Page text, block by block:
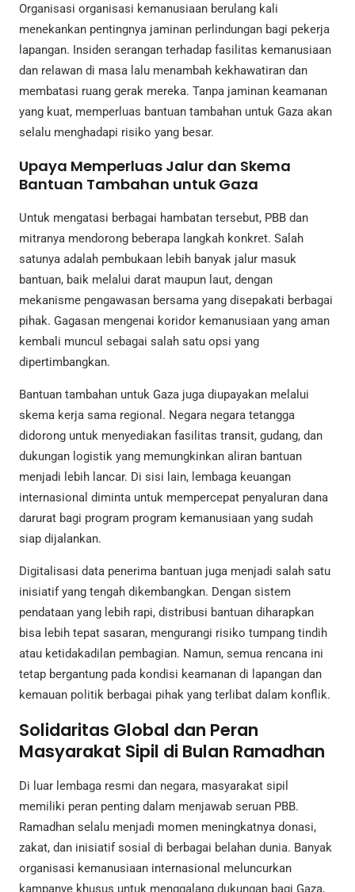
Organisasi organisasi kemanusiaan berulang kali
menekankan pentingnya jaminan perlindungan bagi pekerja
lapangan. Insiden serangan terhadap fasilitas kemanusiaan
dan relawan di masa lalu menambah kekhawatiran dan
membatasi ruang gerak mereka. Tanpa jaminan keamanan
yang kuat, memperluas bantuan tambahan untuk Gaza akan
selalu menghadapi risiko yang besar.
Upaya Memperluas Jalur dan Skema
Bantuan Tambahan untuk Gaza
Untuk mengatasi berbagai hambatan tersebut, PBB dan
mitranya mendorong beberapa langkah konkret. Salah
satunya adalah pembukaan lebih banyak jalur masuk
bantuan, baik melalui darat maupun laut, dengan
mekanisme pengawasan bersama yang disepakati berbagai
pihak. Gagasan mengenai koridor kemanusiaan yang aman
kembali muncul sebagai salah satu opsi yang
dipertimbangkan.
Bantuan tambahan untuk Gaza juga diupayakan melalui
skema kerja sama regional. Negara negara tetangga
didorong untuk menyediakan fasilitas transit, gudang, dan
dukungan logistik yang memungkinkan aliran bantuan
menjadi lebih lancar. Di sisi lain, lembaga keuangan
internasional diminta untuk mempercepat penyaluran dana
darurat bagi program program kemanusiaan yang sudah
siap dijalankan.
Digitalisasi data penerima bantuan juga menjadi salah satu
inisiatif yang tengah dikembangkan. Dengan sistem
pendataan yang lebih rapi, distribusi bantuan diharapkan
bisa lebih tepat sasaran, mengurangi risiko tumpang tindih
atau ketidakadilan pembagian. Namun, semua rencana ini
tetap bergantung pada kondisi keamanan di lapangan dan
kemauan politik berbagai pihak yang terlibat dalam konflik.
Solidaritas Global dan Peran
Masyarakat Sipil di Bulan Ramadhan
Di luar lembaga resmi dan negara, masyarakat sipil
memiliki peran penting dalam menjawab seruan PBB.
Ramadhan selalu menjadi momen meningkatnya donasi,
zakat, dan inisiatif sosial di berbagai belahan dunia. Banyak
organisasi kemanusiaan internasional meluncurkan
kampanye khusus untuk menggalang dukungan bagi Gaza,